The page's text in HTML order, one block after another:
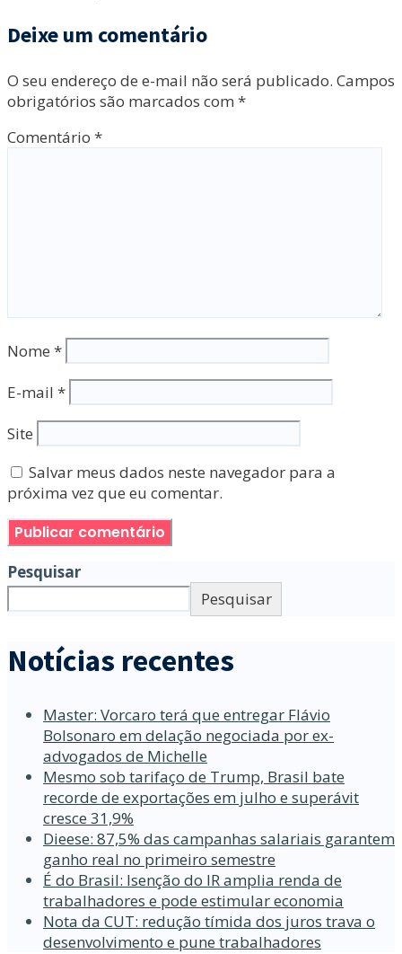
Deixe um comentário
O seu endereço de e-mail não será publicado. Campos
obrigatórios são marcados com *
Comentário *
Nome *
E-mail *
Site
Salvar meus dados neste navegador para a
próxima vez que eu comentar.
Pesquisar
Pesquisar
Notícias recentes
Master: Vorcaro terá que entregar Flávio
Bolsonaro em delação negociada por ex-
advogados de Michelle
Mesmo sob tarifaço de Trump, Brasil bate
recorde de exportações em julho e superávit
cresce 31,9%
Dieese: 87,5% das campanhas salariais garantem
ganho real no primeiro semestre
É do Brasil: Isenção do IR amplia renda de
trabalhadores e pode estimular economia
Nota da CUT: redução tímida dos juros trava o
desenvolvimento e pune trabalhadores